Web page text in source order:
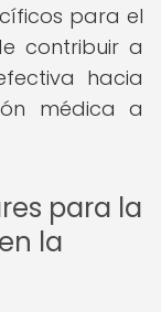
para el
contribuir a
hacia
médica a
para la
la